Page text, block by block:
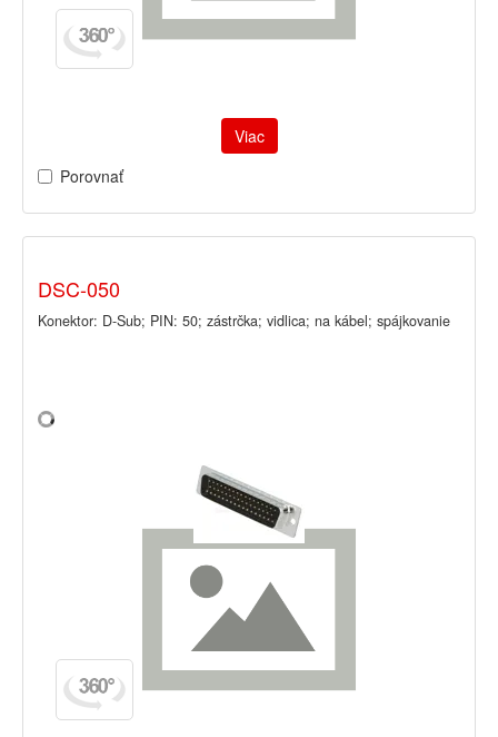
Viac
Porovnať
DSC-050
Konektor: D-Sub; PIN: 50; zástrčka; vidlica; na kábel; spájkovanie